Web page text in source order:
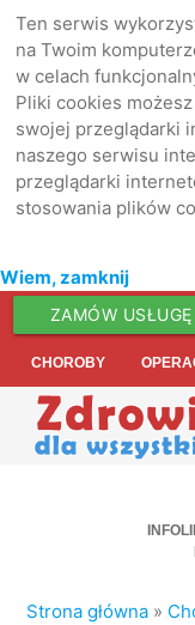
Ten serwis
na Twoim
w celach
Pliki cookies
swojej przeglądarki
naszego serwisu
przeglądarki
stosowania plików
Wiem, zamknij
ZAMÓW USŁUGĘ
CHOROBY
Strona główna »